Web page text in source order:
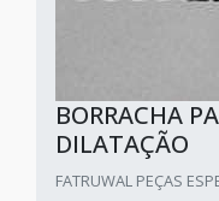
BORRACHA
DILATAÇÃO
FATRUWAL PEÇAS